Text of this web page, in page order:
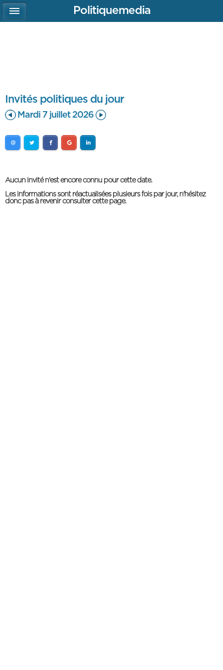
Invités politiques du jour
Mardi 7 juillet 2026
Aucun invité n'est encore connu pour cette date.
Les informations sont réactualisées plusieurs fois par jour, n'hésitez
donc pas à revenir consulter cette page.
Politiquemedia